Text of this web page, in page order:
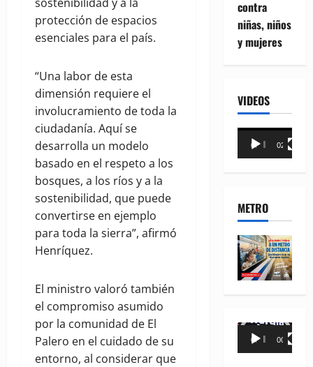
protección de espacios
esenciales para el país.
“Una labor de esta
dimensión requiere el
involucramiento de toda la
ciudadanía. Aquí se
desarrolla un modelo
basado en el respeto a los
bosques, a los ríos y a la
sostenibilidad, que puede
convertirse en ejemplo
para toda la sierra”, afirmó
Henríquez.
El ministro valoró también
el compromiso asumido
por la comunidad de El
Palero en el cuidado de su
entorno, al considerar que
contra
niñas, niños
y mujeres
VIDEOS
Reproductor
00:00 02:18
METRO
Reproductor
00:00 00:35